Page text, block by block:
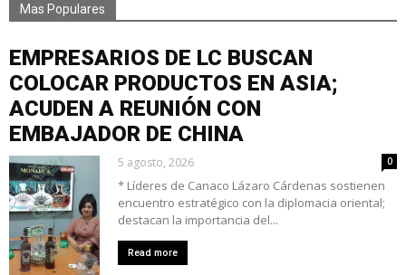
Mas Populares
EMPRESARIOS DE LC BUSCAN
COLOCAR PRODUCTOS EN ASIA;
ACUDEN A REUNIÓN CON
EMBAJADOR DE CHINA
5 agosto, 2026 0
* Líderes de Canaco Lázaro Cárdenas sostienen
encuentro estratégico con la diplomacia oriental;
destacan la importancia del...
Read more